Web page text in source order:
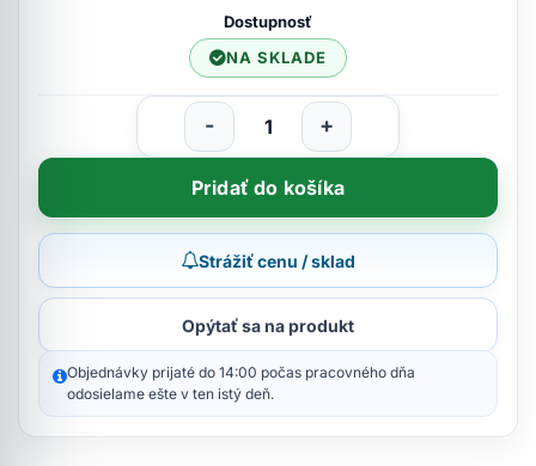
Dostupnosť
NA SKLADE
- +
Pridať do košíka
Strážiť cenu / sklad
Opýtať sa na produkt
Objednávky prijaté do 14:00 počas pracovného dňa
odosielame ešte v ten istý deň.